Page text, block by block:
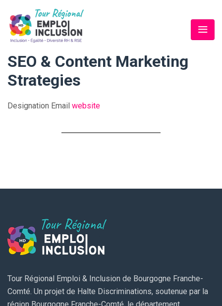
SEO & Content Marketing
Strategies
Designation Email website
Tour Régional Emploi & Inclusion de Bourgogne Franche-
Comté. Un projet de Halte Discriminations, soutenue par la